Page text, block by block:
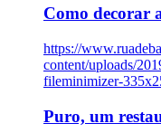
Como decorar
https://
content/uploads/
fileminimizer-
Puro, um